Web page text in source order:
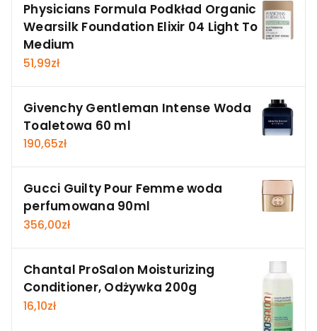
Physicians Formula Podkład Organic
Wearsilk Foundation Elixir 04 Light To
Medium
51,99zł
Givenchy Gentleman Intense Woda
Toaletowa 60 ml
190,65zł
Gucci Guilty Pour Femme woda
perfumowana 90ml
356,00zł
Chantal ProSalon Moisturizing
Conditioner, Odżywka 200g
16,10zł